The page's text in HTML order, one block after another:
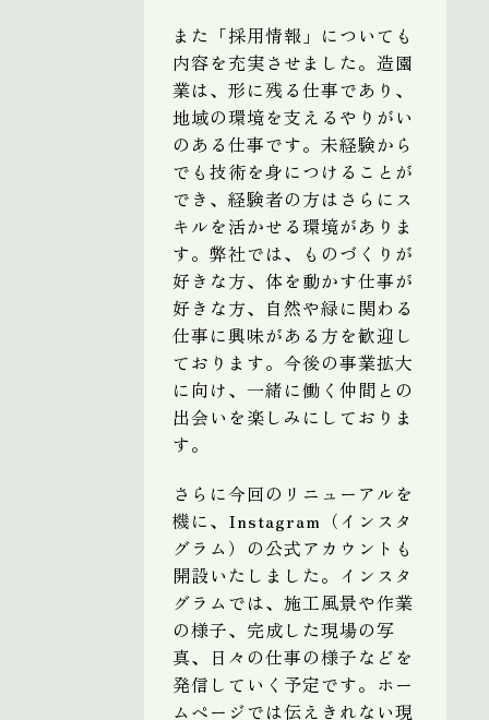
また「採用情報」についても
内容を充実させました。造園
業は、形に残る仕事であり、
地域の環境を支えるやりがい
のある仕事です。未経験から
でも技術を身につけることが
でき、経験者の方はさらにス
キルを活かせる環境がありま
す。弊社では、ものづくりが
好きな方、体を動かす仕事が
好きな方、自然や緑に関わる
仕事に興味がある方を歓迎し
ております。今後の事業拡大
に向け、一緒に働く仲間との
出会いを楽しみにしておりま
す。
さらに今回のリニューアルを
機に、Instagram（インスタ
グラム）の公式アカウントも
開設いたしました。インスタ
グラムでは、施工風景や作業
の様子、完成した現場の写
真、日々の仕事の様子などを
発信していく予定です。ホー
ムページでは伝えきれない現